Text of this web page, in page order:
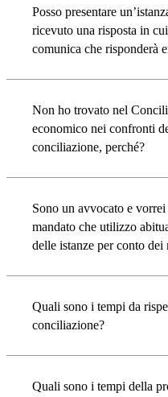
Posso presentare
ricevuto una risposta in
comunica che risponderà
Non ho trovato nel
economico nei confronti
conciliazione, perché?
Sono un avvocato e
mandato che utilizzo
delle istanze per conto
Quali sono i tempi da
conciliazione?
Quali sono i tempi della